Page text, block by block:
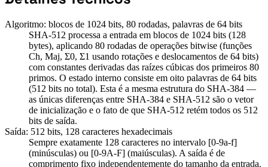
Algoritmo: blocos de 1024 bits, 80 rodadas, palavras de 64 bits
SHA-512 processa a entrada em blocos de 1024 bits (128
bytes), aplicando 80 rodadas de operações bitwise (funções
Ch, Maj, Σ0, Σ1 usando rotações e deslocamentos de 64 bits)
com constantes derivadas das raízes cúbicas dos primeiros 80
primos. O estado interno consiste em oito palavras de 64 bits
(512 bits no total). Esta é a mesma estrutura do SHA-384 —
as únicas diferenças entre SHA-384 e SHA-512 são o vetor
de inicialização e o fato de que SHA-512 retém todos os 512
bits de saída.
Saída: 512 bits, 128 caracteres hexadecimais
Sempre exatamente 128 caracteres no intervalo [0-9a-f]
(minúsculas) ou [0-9A-F] (maiúsculas). A saída é de
comprimento fixo independentemente do tamanho da entrada.